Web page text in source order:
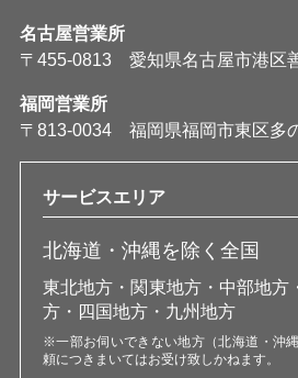
名古屋営業所
〒455-0813 愛知県名古屋市港区
福岡営業所
〒813-0034 福岡県福岡市東区多
サービスエリア
北海道・沖縄を除く全国
東北地方・関東地方・中部地方
方・四国地方・九州地方
※一部お伺いできない地方（北海道・沖
頼につきまいてはお受け致しかねます。